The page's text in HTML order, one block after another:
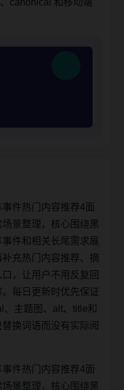
canonical 和移动端
件热门内容推荐4面
景整理，核心围绕黑
件和相关长尾需求展
充热门内容推荐、摘
，让用户不用反复回
每日更新时优先保证
主题图、alt、title和
换词语而没有实际阅
件热门内容推荐4面
景整理，核心围绕黑